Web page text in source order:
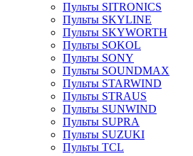
Пульты SITRONICS
Пульты SKYLINE
Пульты SKYWORTH
Пульты SOKOL
Пульты SONY
Пульты SOUNDMAX
Пульты STARWIND
Пульты STRAUS
Пульты SUNWIND
Пульты SUPRA
Пульты SUZUKI
Пульты TCL